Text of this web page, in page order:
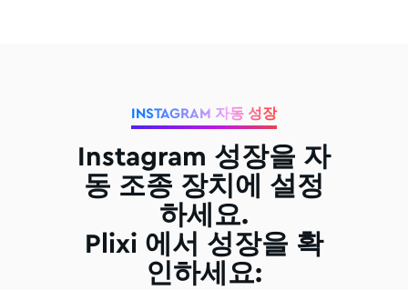
INSTAGRAM 자동 성장
Instagram 성장을 자
동 조종 장치에 설정
하세요.
Plixi 에서 성장을 확
인하세요: